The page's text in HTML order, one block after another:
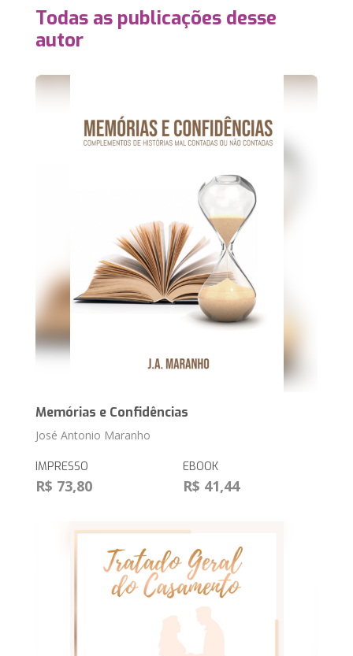
Todas as publicações desse
autor
Memórias e Confidências
José Antonio Maranho
IMPRESSO
R$ 73,80
EBOOK
R$ 41,44